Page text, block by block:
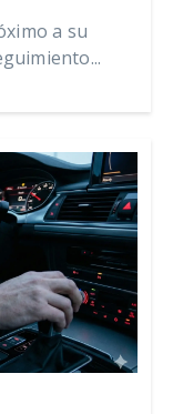
a su